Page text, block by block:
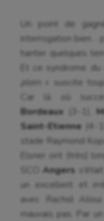
Un point de
interrogation bien…
hanter quelques
Et ce syndrome du
plein
» suscite
Car là où
Bordeaux
Saint-Etienne (4-
stade Raymond
Elsner ont (très)
Angers
un excellent et
avec Rachid
mauvais pas. Par